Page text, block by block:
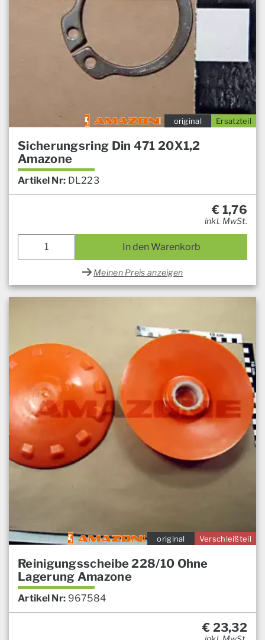
Ersatzteil
original
Sicherungsring Din 471 20X1,2
Amazone
Artikel Nr: DL223
€ 1,76
inkl. MwSt.
In den Warenkorb
Meinen Preis anzeigen
Verschleißteil
original
Reinigungsscheibe 228/10 Ohne
Lagerung Amazone
Artikel Nr: 967584
€ 23,32